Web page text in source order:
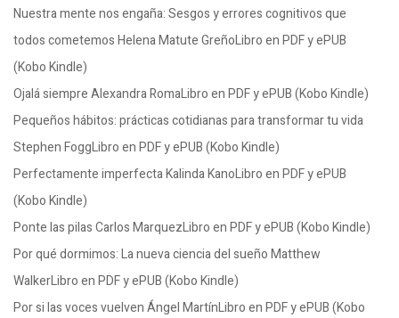
Nuestra mente nos engaña: Sesgos y errores cognitivos que
todos cometemos Helena Matute GreñoLibro en PDF y ePUB
(Kobo Kindle)
Ojalá siempre Alexandra RomaLibro en PDF y ePUB (Kobo Kindle)
Pequeños hábitos: prácticas cotidianas para transformar tu vida
Stephen FoggLibro en PDF y ePUB (Kobo Kindle)
Perfectamente imperfecta Kalinda KanoLibro en PDF y ePUB
(Kobo Kindle)
Ponte las pilas Carlos MarquezLibro en PDF y ePUB (Kobo Kindle)
Por qué dormimos: La nueva ciencia del sueño Matthew
WalkerLibro en PDF y ePUB (Kobo Kindle)
Por si las voces vuelven Ángel MartínLibro en PDF y ePUB (Kobo